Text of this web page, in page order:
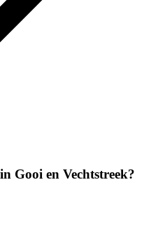
Gooi en Vechtstreek?